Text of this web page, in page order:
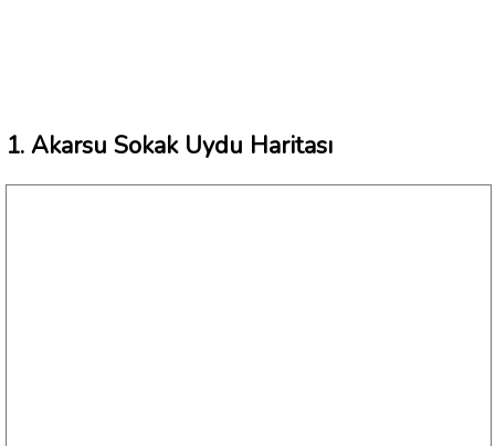
1. Akarsu Sokak Uydu Haritası